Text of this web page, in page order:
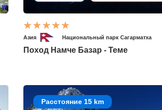
Азия Национальный парк Сагарматха
Поход Намче Базар - Теме
Расстояние 15 km